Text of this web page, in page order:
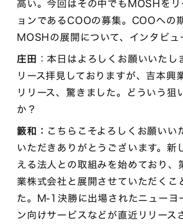
高い。今回はその中でもMOSHを
ョンであるCOOの募集。COOへの
MOSHの展開について、インタビュ
庄田 ：本日はよろしくお願いいたし
リース拝見しておりますが、吉本興
リリース、驚きました。どういう狙
か？
籔和： こちらこそよろしくお願いい
いただきありがとうございます。新
える法人との取組みを始めており、
業株式会社と展開させていただくこ
た。M-1決勝に出場されたニューヨ
ン向けサービスなどが直近リリース